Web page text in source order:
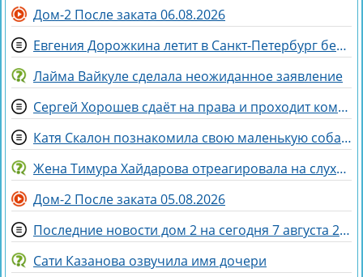
Дом-2 После заката 06.08.2026
Евгения Дорожкина летит в Санкт-Петербург без мужа на несколько дней
Лайма Вайкуле сделала неожиданное заявление
Сергей Хорошев сдаёт на права и проходит комиссию
Катя Скалон познакомила свою маленькую собаку Еву с большим другом Женей
Жена Тимура Хайдарова отреагировала на слухи о колдовстве
Дом-2 После заката 05.08.2026
Последние новости дом 2 на сегодня 7 августа 2026
Сати Казанова озвучила имя дочери